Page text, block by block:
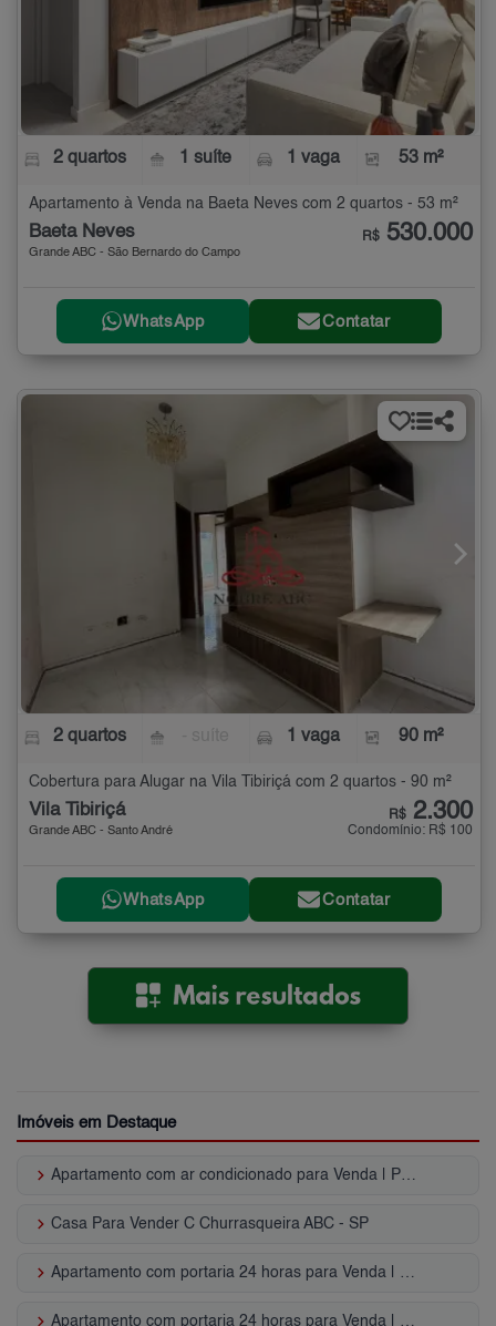
2 quartos 1 suíte 1 vaga 53 m²
Apartamento à Venda na Baeta Neves com 2 quartos - 53 m²
Baeta Neves
Grande ABC - São Bernardo do Campo
R$ 530.000
WhatsApp Contatar
2 quartos 1 vaga 90 m²
Cobertura para Alugar na Vila Tibiriçá com 2 quartos - 90 m²
Vila Tibiriçá
Grande ABC - Santo André
R$ 2.300
Condomínio: R$ 100
WhatsApp Contatar
Imóveis em Destaque
keyboard_arrow_right Apartamento com ar condicionado para Venda | Paulicéia
keyboard_arrow_right Casa Para Vender C Churrasqueira ABC - SP
keyboard_arrow_right Apartamento com portaria 24 horas para Venda | Vila Lusitânia
Apartamento com portaria 24 horas para Venda | Jardim Olavo Bilac